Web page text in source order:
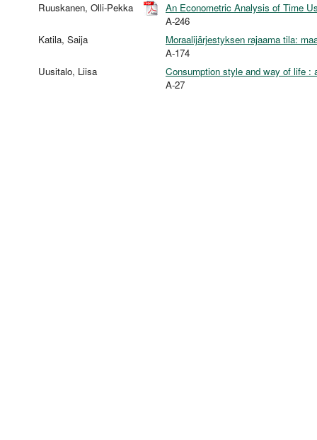
Ruuskanen, Olli-Pekka
An Econometric Analysis of Time
A-246
Katila, Saija
Moraalijärjestyksen rajaama tila:
A-174
Uusitalo, Liisa
Consumption style and way of life :
A-27